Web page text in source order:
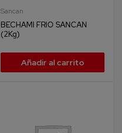
Sancan
BECHAMI FRIO SANCAN
(2Kg)
Añadir al carrito